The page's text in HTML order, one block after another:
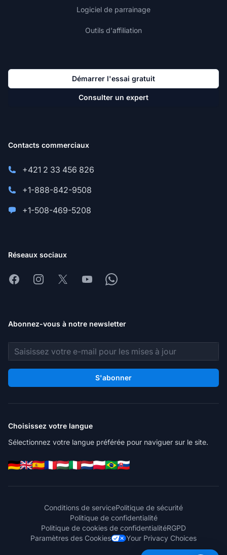
Logiciel de parrainage
Outils d'affiliation
Démarrer l'essai gratuit
Consulter un expert
Contacts commerciaux
+421 2 33 456 826
+1-888-842-9508
+1-508-469-5208
Réseaux sociaux
FacebookInstagram
X YoutubeWhatsapp
Abonnez-vous à notre newsletter
Adresse e-mail
S'abonner
Choisissez votre langue
Sélectionnez votre langue préférée pour naviguer sur le site.
Conditions de servicePolitique de sécurité
Politique de confidentialité
Politique de cookies de confidentialitéRGPD
Paramètres des Cookies
Your Privacy Choices